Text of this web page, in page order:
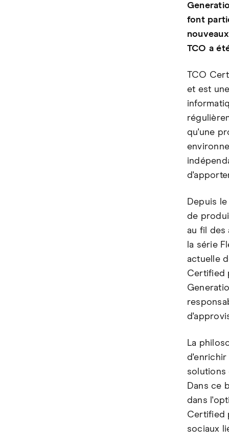
font
TCO a
TCO
et est
qu'une
Depuis
de
au fil des
la série
actuelle
Certified
La
d'enrichir
solutions
Dans ce
dans
Certified
sociaux